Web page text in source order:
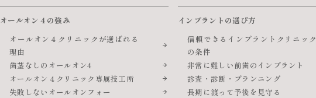
オールオン４の強み
オールオン４クリニックが選ばれる
理由
歯茎なしのオールオン4
オールオン４クリニック専属技工所
失敗しないオールオンフォー
インプラントの選び方
信頼できるインプラントクリニック
の条件
非常に難しい前歯のインプラント
診査・診断・プランニング
長期に渡って予後を見守る